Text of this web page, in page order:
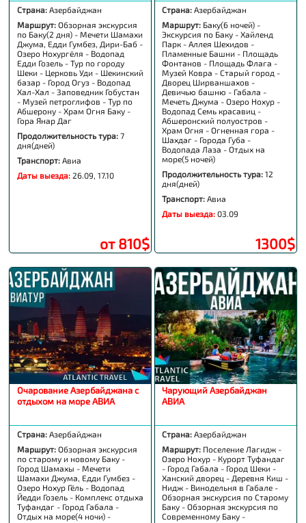
Страна: Азербайджан
Маршрут: Обзорная экскурсия
по Баку(2 дня) - Мечети Шамахи
Джума, Едди Гумбез, Дири-Баб -
Озеро Нохургёля - Водопад
Едди Гозель - Тур по городу
Шеки - Церковь Уди - Шекинский
базар - Город Огуз - Водопад
Хал-Хал - Заповедник Гобустан
- Музей петроглифов - Тур по
Абшерону - Храм Огня Баку -
Гора Янар Даг
Продолжительность тура: 7
дня(дней)
Транспорт: Авиа
Даты выезда: 26.09, 17.10
от 810$
Страна:Азербайджан
Маршрут: Баку(6 ночей) -
Экскурсия по Баку - Хайленд
Парк - Аллея Шехидов -
Пламенные Башни - Площадь
Фонтанов - Площадь Флага -
Музей Ковра - Старый город -
Дворец Ширваншахов -
Девичью башню - Габала -
Мечеть Джума - Озеро Нохур -
Водопад Семь красавиц -
Абшеронский полуостров -
Храм Огня - Огненная гора -
Шахдаг - Города Губа -
Водопада Лаза - Отдых на
море(5 ночей)
Продолжительность тура:12
дня(дней)
Транспорт:Авиа
Даты выезда:03.09
1300$
Очарование Азербайджана с
отдыхом на море АВИА
Страна: Азербайджан
Маршрут: Обзорная экскурсия
по старому и новому Баку -
Город Шамахы - Мечети
Шамахи Джума, Едди Гумбез -
Озеро Нохур Гёль - Водопад
Йедди Гозель - Комплекс отдыха
Туфандаг - Город Габала -
Отдых на море(4 ночи) -
Чарующий Азербайджан
АВИА
Страна:Азербайджан
Маршрут: Поселение Лагидж -
Озеро Нохур - Курорт Туфандаг
- Город Габала - Город Шеки -
Ханский дворец - Деревня Киш -
Нидж - Винодельня в Габале -
Обзорная экскурсия по Старому
Баку - Обзорная экскурсия по
Современному Баку -